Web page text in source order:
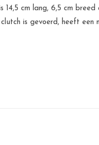
14,5 cm lang, 6,5 cm
is gevoerd, heeft een